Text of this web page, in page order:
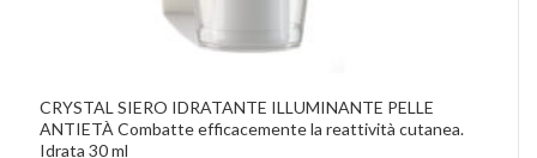
CRYSTAL SIERO IDRATANTE ILLUMINANTE PELLE
ANTIETÀ Combatte efficacemente la reattività cutanea.
Idrata 30 ml